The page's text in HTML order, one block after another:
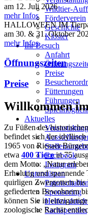
Wildtier-
Förderverein
Geschichte
Kloster
Ihr Besuch
Anfahrt
Preise
Fütterungen
Führungen
Aktuelles
Facebook
Instagram
Unterstützen
Sponsoring
Helfen
Sachspenden
am 12. Juli 2026
mehr Infos
HALLOWEEN IM
am 30. & 31. Oktober
mehr Infos
Öffnungszeiten
Preise
Willkommen
Zu Füßen des
befindet sich der idyllisch
1965 von Riesaer
etwa 400 Tierein 75
dem Motto: „Natur
Erholung und spannende
quirligen Zwergottern bis
gefiederten Bewohnern
können Sie in
zoologische Rarität